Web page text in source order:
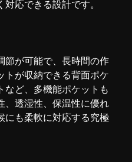
応できる設計です。
節が可能で、長時間の作
トが収納できる背面ポケ
など、多機能ポケットも
、透湿性、保温性に優れ
にも柔軟に対応する究極